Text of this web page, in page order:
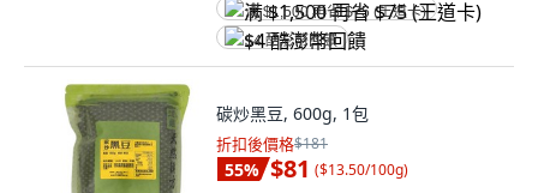
满 $1,500 再省 $75 (王道卡)
$4 酷澎幣回饋
碳炒黑豆, 600g, 1包
折扣後價格$181
55% $81 ($13.50/100g)